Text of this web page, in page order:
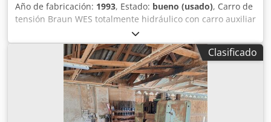
Año de fabricación: 1993, Estado: bueno (usado), Carro de
tensión Braun WES totalmente hidráulico con carro auxiliar
con rieles ancho de vía: 79 cm Codjfuh Dyepfx Alnorf en
buen estado, disponible de inmediato Consulte también
mis otros anuncios. Estaré encantado de atender suClasificado